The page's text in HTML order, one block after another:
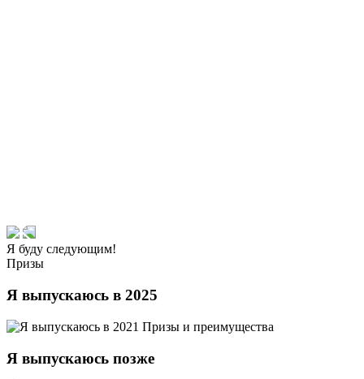
Я буду следующим!
Призы
Я выпускаюсь в 2025
Призы и преимущества
Я выпускаюсь позже